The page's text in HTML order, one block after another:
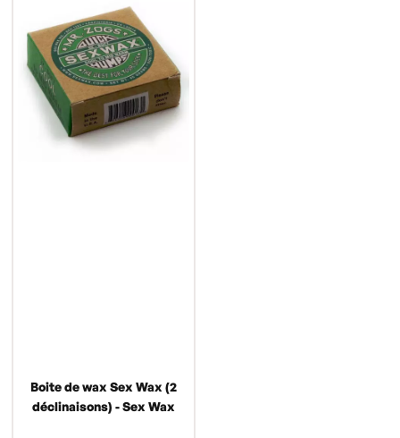
Boite de wax Sex Wax (2
déclinaisons) - Sex Wax